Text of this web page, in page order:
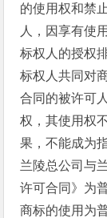
的使用权和禁
人，因享有使
标权人的授权
标权人共同对
合同的被许可
权，其使用权
果，不能成为
兰陵总公司与
许可合同》为
商标的使用为